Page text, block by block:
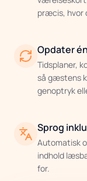
præcis, hvor
Opdater
Tidsplaner,
så gæstens
genoptryk
Sprog
Automatisk
indhold
for.